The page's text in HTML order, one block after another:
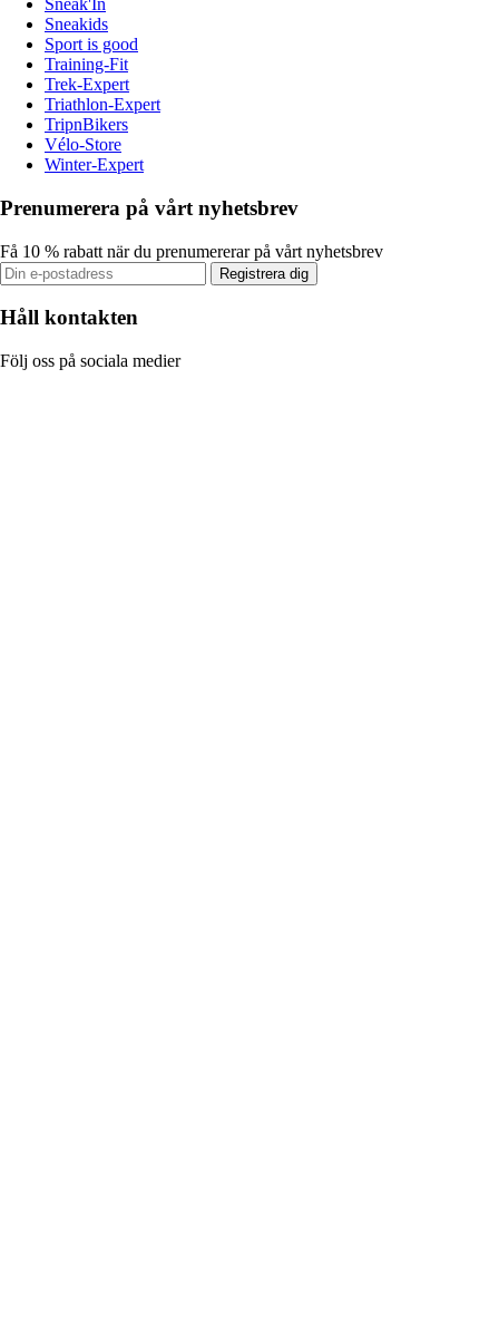
Sneak'In
Sneakids
Sport is good
Training-Fit
Trek-Expert
Triathlon-Expert
TripnBikers
Vélo-Store
Winter-Expert
Prenumerera på vårt nyhetsbrev
Få 10 % rabatt när du prenumererar på vårt nyhetsbrev
Registrera dig
Håll kontakten
Följ oss på sociala medier